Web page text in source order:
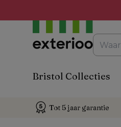
Bristol Collecties
Tot 5 jaar garantie